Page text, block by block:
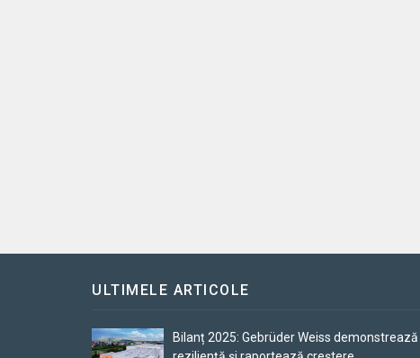
ULTIMELE ARTICOLE
Bilanț 2025: Gebrüder Weiss demonstrează